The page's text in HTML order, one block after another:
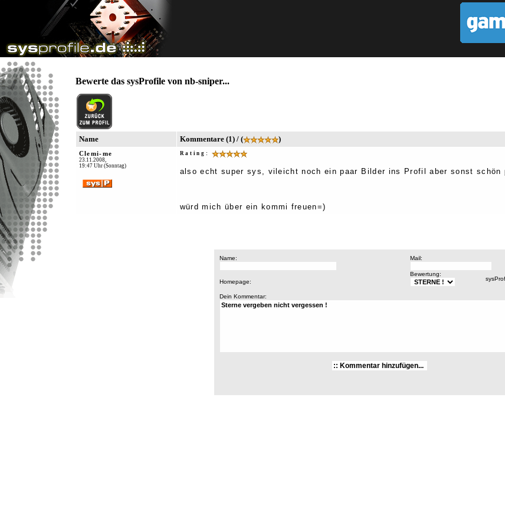
Bewerte das sysProfile von nb-sniper...
Name Kommentare (1) / ( )
Clemi-me
23.11.2008,
19:47 Uhr (Sonntag)
Rating:
also echt super sys, vileicht noch ein paar Bilder ins Profil aber sonst schön
würd mich über ein kommi freuen=)
Name: Mail:
Homepage:
Bewertung:
Dein Kommentar: